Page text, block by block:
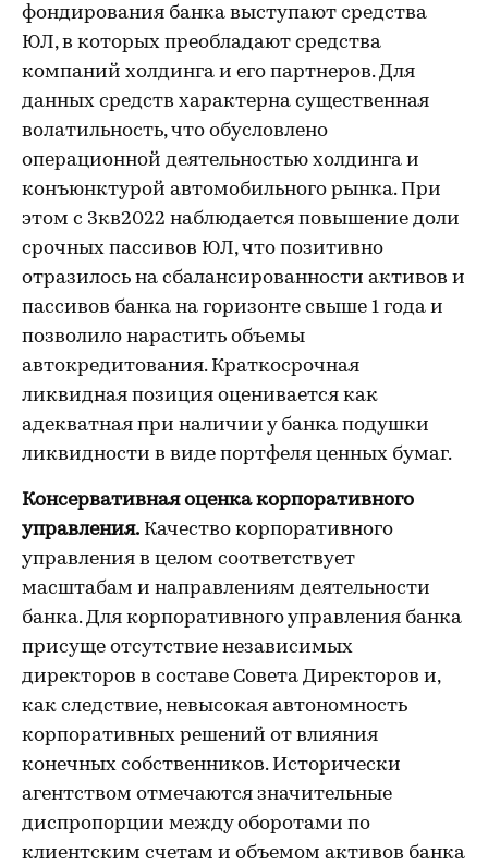
фондирования банка выступают средства
ЮЛ, в которых преобладают средства
компаний холдинга и его партнеров. Для
данных средств характерна существенная
волатильность, что обусловлено
операционной деятельностью холдинга и
конъюнктурой автомобильного рынка. При
этом с 3кв2022 наблюдается повышение доли
срочных пассивов ЮЛ, что позитивно
отразилось на сбалансированности активов и
пассивов банка на горизонте свыше 1 года и
позволило нарастить объемы
автокредитования. Краткосрочная
ликвидная позиция оценивается как
адекватная при наличии у банка подушки
ликвидности в виде портфеля ценных бумаг.
Консервативная оценка корпоративного
управления. Качество корпоративного
управления в целом соответствует
масштабам и направлениям деятельности
банка. Для корпоративного управления банка
присуще отсутствие независимых
директоров в составе Совета Директоров и,
как следствие, невысокая автономность
корпоративных решений от влияния
конечных собственников. Исторически
агентством отмечаются значительные
диспропорции между оборотами по
клиентским счетам и объемом активов банка